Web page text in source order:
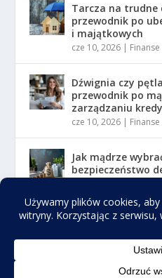
Tarcza na trudne
przewodnik po
i majątkowych
cze 10, 2026 |
Dźwignia czy
przewodnik po
zarządzaniu
cze 10, 2026 |
Jak mądrze
bezpieczeństwo
Elegant